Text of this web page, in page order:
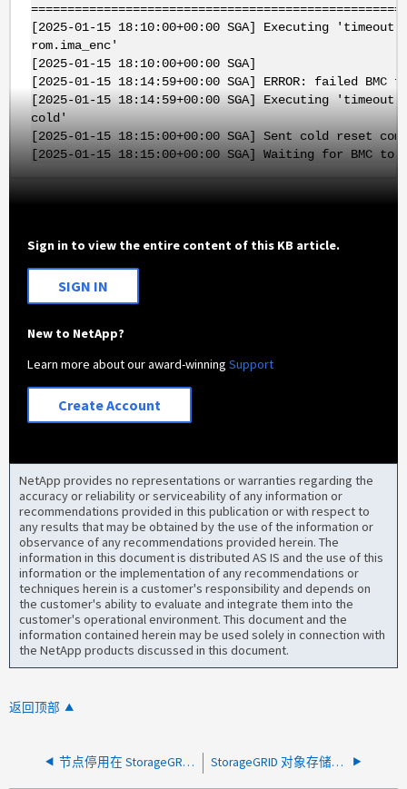
[2025-01-15 18:10:00+00:00 SGA] Executing
rom.ima_enc'
[2025-01-15 18:10:00+00:00 SGA]
[2025-01-15 18:14:59+00:00 SGA] ERROR: failed BMC
[2025-01-15 18:14:59+00:00 SGA] Executing
cold'
[2025-01-15 18:15:00+00:00 SGA] Sent cold reset
[2025-01-15 18:15:00+00:00 SGA] Waiting for BMC
Sign in to view the entire content of this KB article.
SIGN IN
New to NetApp?
Learn more about our award-winningSupport
Create Account
NetApp provides no representations or warranties regarding the
accuracy or reliability or serviceability of any information or
recommendations provided in this publication or with respect to
any results that may be obtained by the use of the information or
observance of any recommendations provided herein. The
information in this document is distributed AS IS and the use of this
information or the implementation of any recommendations or
techniques herein is a customer's responsibility and depends on
the customer's ability to evaluate and integrate them into the
customer's operational environment. This document and the
information contained herein may be used solely in connection with
the NetApp products discussed in this document.
返回顶部
节点停用在 StorageGRID 中卡在"Running cassandra node decommission"阶段 StorageGRID 对象存储在 ONTAP FabricPool 升级期间不可用